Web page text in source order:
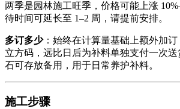
两季是园林施工旺季，价格可能上涨
待时间可延长至 1–2 周，请提前安排。
多订多少：始终在计算量基础上额外加订
立方码，远比日后为补料单独支付一次
石可存放备用，用于日常养护补料。
施工步骤